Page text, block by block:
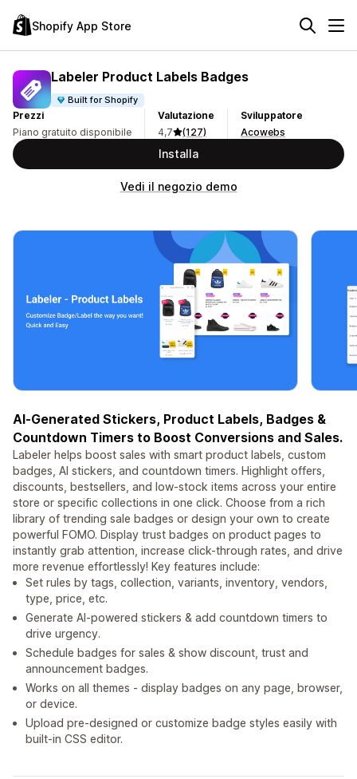
Shopify App Store
Labeler Product Labels Badges
Built for Shopify
Prezzi
Piano gratuito disponibile
Valutazione
4,7
(127)
Sviluppatore
Acowebs
Installa
Vedi il negozio demo
AI‑Generated Stickers, Product Labels, Badges &
Countdown Timers to Boost Conversions and Sales.
Labeler helps boost sales with smart product labels, custom
badges, AI stickers, and countdown timers. Highlight offers,
discounts, bestsellers, and low-stock items across your entire
store or specific collections in one click. Choose from a rich
library of trending sale badges or design your own to create
powerful FOMO. Display trust badges on product pages to
instantly grab attention, increase click-through rates, and drive
more revenue effortlessly! Key features include:
Set rules by tags, collection, variants, inventory, vendors,
type, price, etc.
Generate AI-powered stickers & add countdown timers to
drive urgency.
Schedule badges for sales & show discount, trust and
announcement badges.
Works on all themes - display badges on any page, browser,
or device.
Upload pre-designed or customize badge styles easily with
built-in CSS editor.